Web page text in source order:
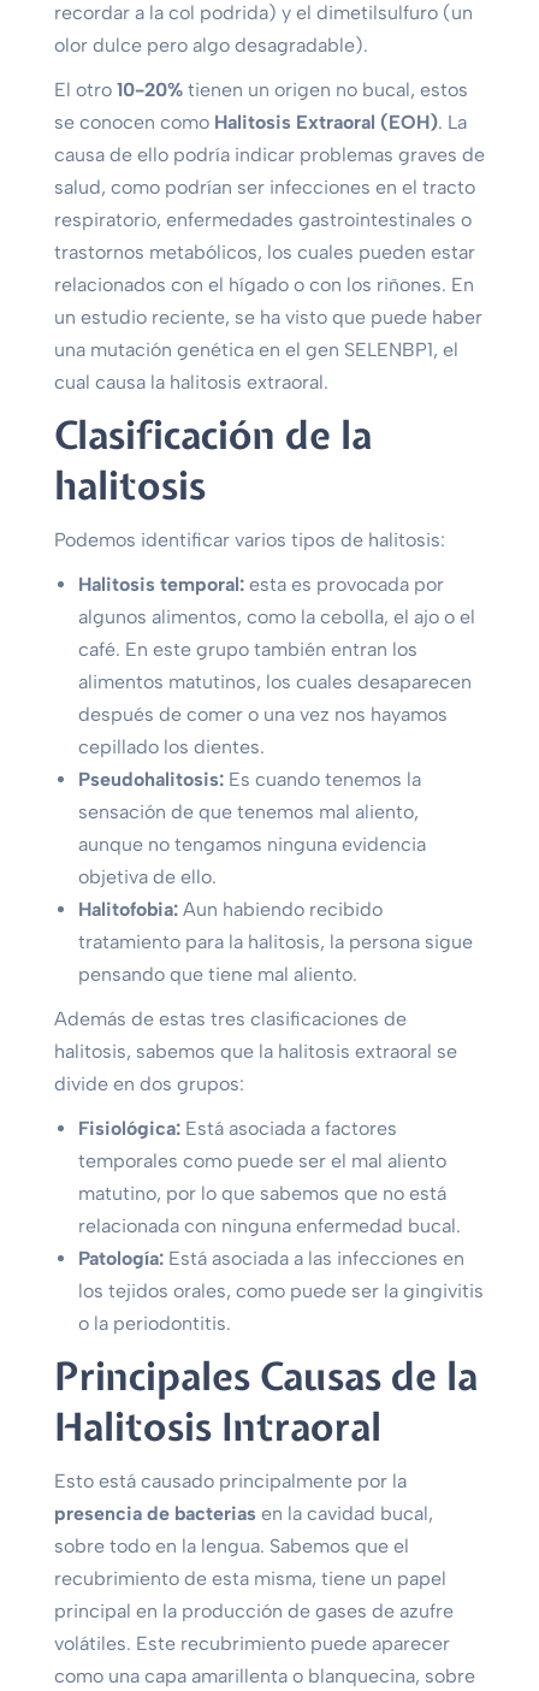
recordar a la col podrida) y el dimetilsulfuro (un
olor dulce pero algo desagradable).
El otro 10-20%tienen un origen no bucal, estos
se conocen como Halitosis Extraoral (EOH). La
causa de ello podría indicar problemas graves de
salud, como podrían ser infecciones en el tracto
respiratorio, enfermedades gastrointestinales o
trastornos metabólicos, los cuales pueden estar
relacionados con el hígado o con los riñones. En
un estudio reciente, se ha visto que puede haber
una mutación genética en el gen SELENBP1, el
cual causa la halitosis extraoral.
Clasificación de la
halitosis
Podemos identificar varios tipos de halitosis:
Halitosis temporal: esta es provocada por
algunos alimentos, como la cebolla, el ajo o el
café. En este grupo también entran los
alimentos matutinos, los cuales desaparecen
después de comer o una vez nos hayamos
cepillado los dientes.
Pseudohalitosis: Es cuando tenemos la
sensación de que tenemos mal aliento,
aunque no tengamos ninguna evidencia
objetiva de ello.
Halitofobia: Aun habiendo recibido
tratamiento para la halitosis, la persona sigue
pensando que tiene mal aliento.
Además de estas tres clasificaciones de
halitosis, sabemos que la halitosis extraoral se
divide en dos grupos:
Fisiológica: Está asociada a factores
temporales como puede ser el mal aliento
matutino, por lo que sabemos que no está
relacionada con ninguna enfermedad bucal.
Patología: Está asociada a las infecciones en
los tejidos orales, como puede ser la gingivitis
o la periodontitis.
Principales Causas de la
Halitosis Intraoral
Esto está causado principalmente por la
presencia de bacteriasen la cavidad bucal,
sobre todo en la lengua. Sabemos que el
recubrimiento de esta misma, tiene un papel
principal en la producción de gases de azufre
volátiles. Este recubrimiento puede aparecer
como una capa amarillenta o blanquecina, sobre